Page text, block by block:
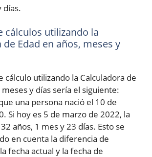
días.
cálculos utilizando la
Edad en años, meses y
cálculo utilizando la Calculadora de
meses y días sería el siguiente:
una persona nació el 10 de
Si hoy es 5 de marzo de 2022, la
años, 1 mes y 23 días. Esto se
en cuenta la diferencia de
fecha actual y la fecha de